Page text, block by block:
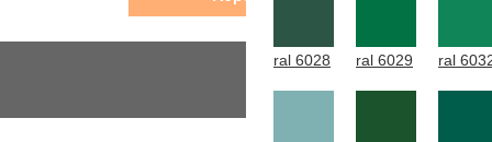
ral 6028 ral 6029 ral